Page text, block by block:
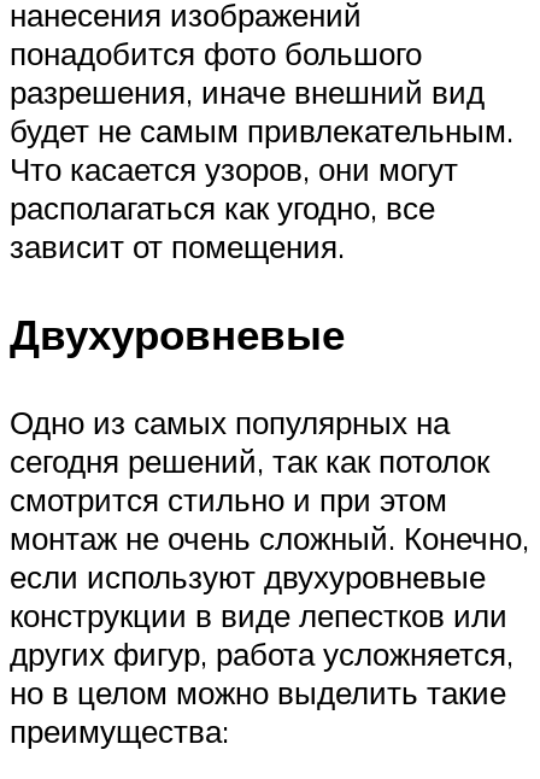
нанесения изображений
понадобится фото большого
разрешения, иначе внешний вид
будет не самым привлекательным.
Что касается узоров, они могут
располагаться как угодно, все
зависит от помещения.
Двухуровневые
Одно из самых популярных на
сегодня решений, так как потолок
смотрится стильно и при этом
монтаж не очень сложный. Конечно,
если используют двухуровневые
конструкции в виде лепестков или
других фигур, работа усложняется,
но в целом можно выделить такие
преимущества: